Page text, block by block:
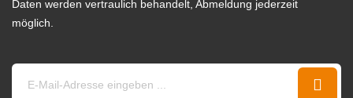
Daten werden vertraulich behandelt, Abmeldung jederzeit
möglich.